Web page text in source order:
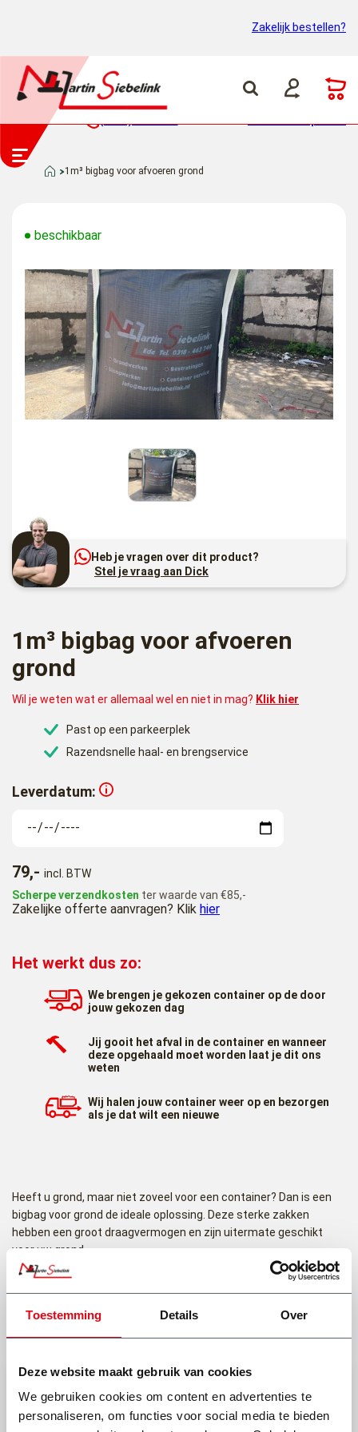
Toestemming Details Over
Deze website maakt gebruik van cookies
We gebruiken cookies om content en advertenties te
personaliseren, om functies voor social media te bieden
Zakelijk bestellen?
1m³ bigbag voor afvoeren grond
beschikbaar
Heb je vragen over dit product?
Stel je vraag aan Dick
1m³ bigbag voor afvoeren
grond
Wil je weten wat er allemaal wel en niet in mag? Klik hier
Past op een parkeerplek
Razendsnelle haal- en brengservice
Leverdatum:
79,- incl. BTW
Scherpe verzendkosten ter waarde van €85,-
Zakelijke offerte aanvragen? Klik hier
Het werkt dus zo:
We brengen je gekozen container op de door
jouw gekozen dag
Jij gooit het afval in de container en wanneer
deze opgehaald moet worden laat je dit ons
weten
Wij halen jouw container weer op en bezorgen
als je dat wilt een nieuwe
Heeft u grond, maar niet zoveel voor een container? Dan is een
bigbag voor grond de ideale oplossing. Deze sterke zakken
hebben een groot draagvermogen en zijn uitermate geschikt
voor uw grond.
Waar mag ik een bigbag grond voor
gebruiken?
wat vrij komt bij bijvoorbeeld het uitgraven van uw tuin voor
bijvoorbeeld, een nieuwe oprit, de fundering van uw nieuwe
uitbouw. Of u wilt een nieuwe herindeling van de tuin en hier komt
Lees meer
Visueel schone grond/aarde
Tuinaarde